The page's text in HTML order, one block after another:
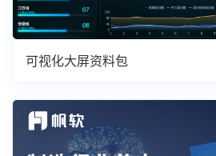
可视化大屏资料包